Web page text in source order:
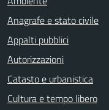
Anagrafe e stato civile
Appalti pubblici
Autorizzazioni
Catasto e urbanistica
Cultura e tempo libero